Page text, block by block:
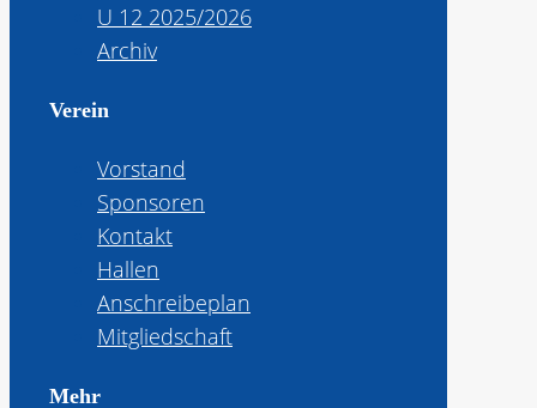
U 12 2025/2026
Archiv
Verein
Vorstand
Sponsoren
Kontakt
Hallen
Anschreibeplan
Mitgliedschaft
Mehr